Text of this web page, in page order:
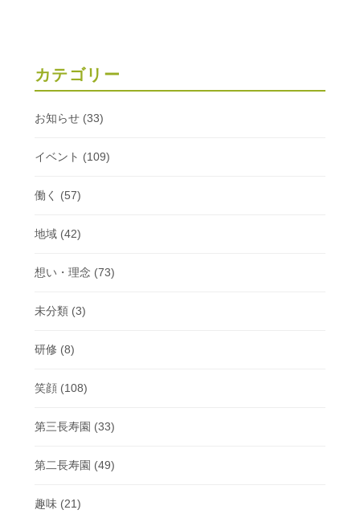
カテゴリー
お知らせ(33)
イベント (109)
働く (57)
地域(42)
想い・理念 (73)
未分類(3)
研修 (8)
笑顔(108)
第三長寿園 (33)
第二長寿園 (49)
趣味(21)